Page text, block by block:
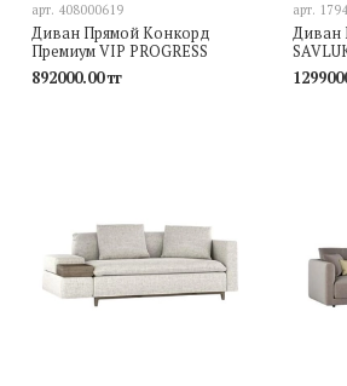
арт. 408000619
Диван Прямой Конкорд
Премиум VIP PROGRESS
892000.00 тг
арт.
Диван